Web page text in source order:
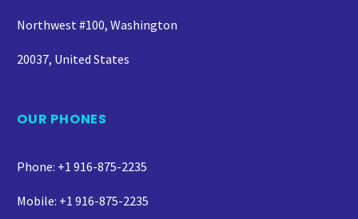
Northwest #100, Washington
20037, United States
OUR PHONES
Phone: +1 916-875-2235
Mobile: +1 916-875-2235